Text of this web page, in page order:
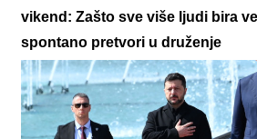
vikend: Zašto sve više ljudi bira
spontano pretvori u druženje